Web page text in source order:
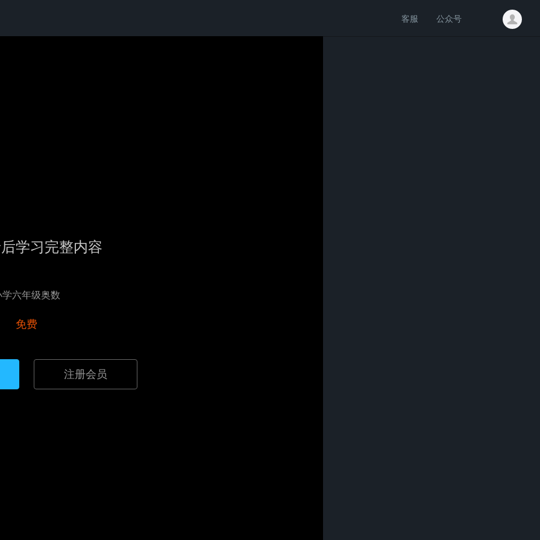
客服 公众号
学习完整内容
学六年级奥数
免费
注册会员